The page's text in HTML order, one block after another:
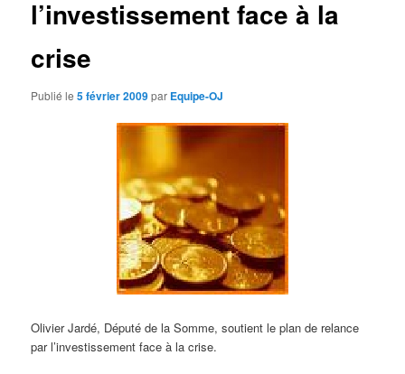
d
e
i
l’investissement face à la
crise
Publié le5 février 2009par Equipe-OJ
Olivier Jardé, Député de la Somme, soutient le plan de relance
par l’investissement face à la crise.